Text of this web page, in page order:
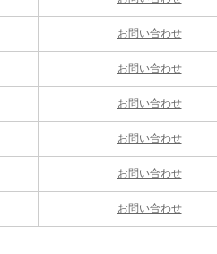
お問い合わせ
お問い合わせ
お問い合わせ
お問い合わせ
お問い合わせ
お問い合わせ